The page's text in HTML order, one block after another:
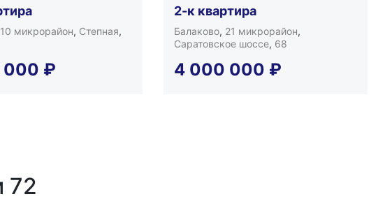
10 микрорайон, Степная,
000 ₽
2-к квартира
Балаково, 21 микрорайон,
Саратовское шоссе, 68
4 000 000 ₽
72